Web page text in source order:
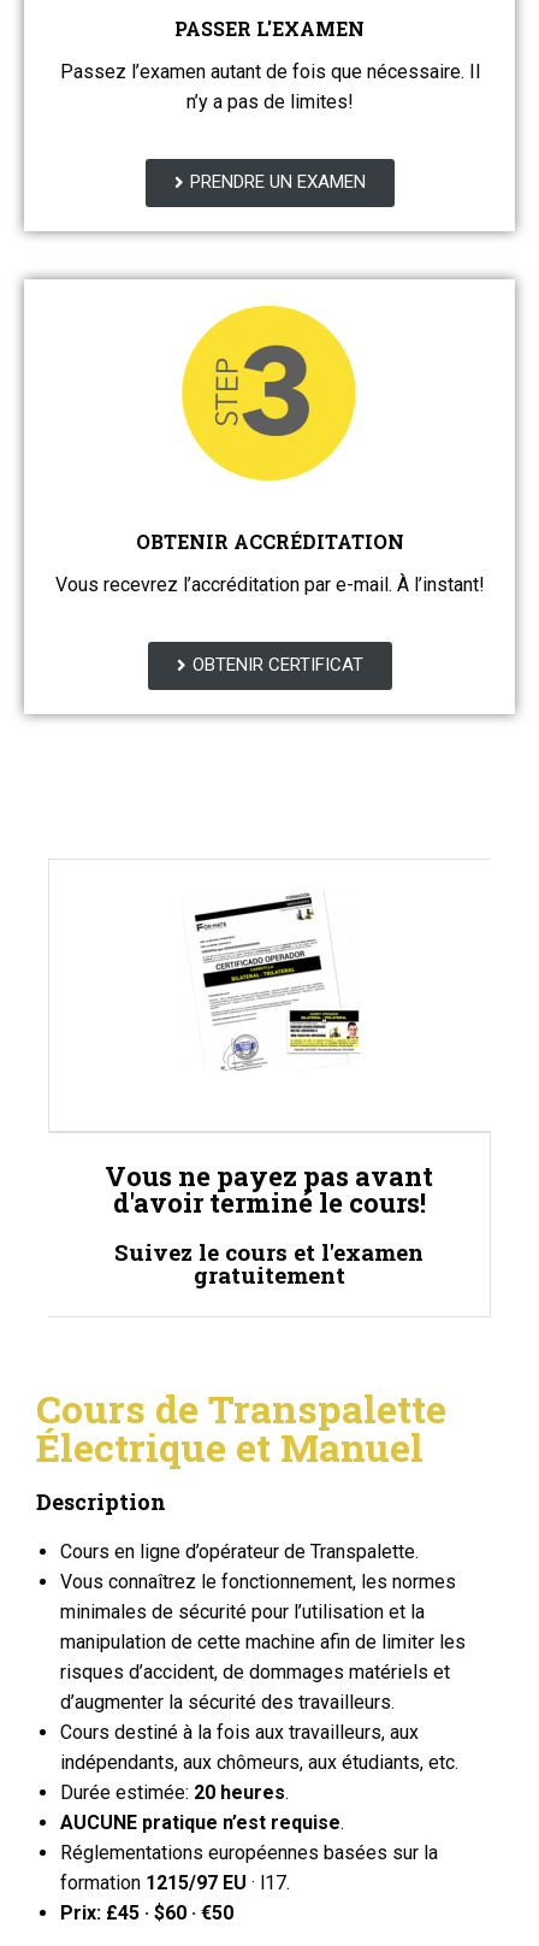
PASSER L'EXAMEN
Passez l’examen autant de fois que nécessaire. Il
n’y a pas de limites!
PRENDRE UN EXAMEN
OBTENIR ACCRÉDITATION
Vous recevrez l’accréditation par e-mail. À l’instant!
OBTENIR CERTIFICAT
Vous ne payez pas avant
d'avoir terminé le cours!
Suivez le cours et l'examen
gratuitement
Cours de Transpalette
Électrique et Manuel
Description
Cours en ligne d’opérateur de Transpalette.
Vous connaîtrez le fonctionnement, les normes
minimales de sécurité pour l’utilisation et la
manipulation de cette machine afin de limiter les
risques d’accident, de dommages matériels et
d’augmenter la sécurité des travailleurs.
Cours destiné à la fois aux travailleurs, aux
indépendants, aux chômeurs, aux étudiants, etc.
Durée estimée: 20 heures.
AUCUNE pratique n’est requise.
Réglementations européennes basées sur la
formation 1215/97 EU · l17.
Prix: £45 · $60 · €50